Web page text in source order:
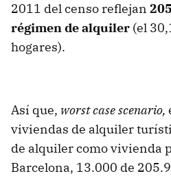
2011 del censo reflejan
régimen de alquiler (el
hogares).
Así que, worst case scenario,
viviendas de alquiler
de alquiler como vivienda
Barcelona, 13.000 de